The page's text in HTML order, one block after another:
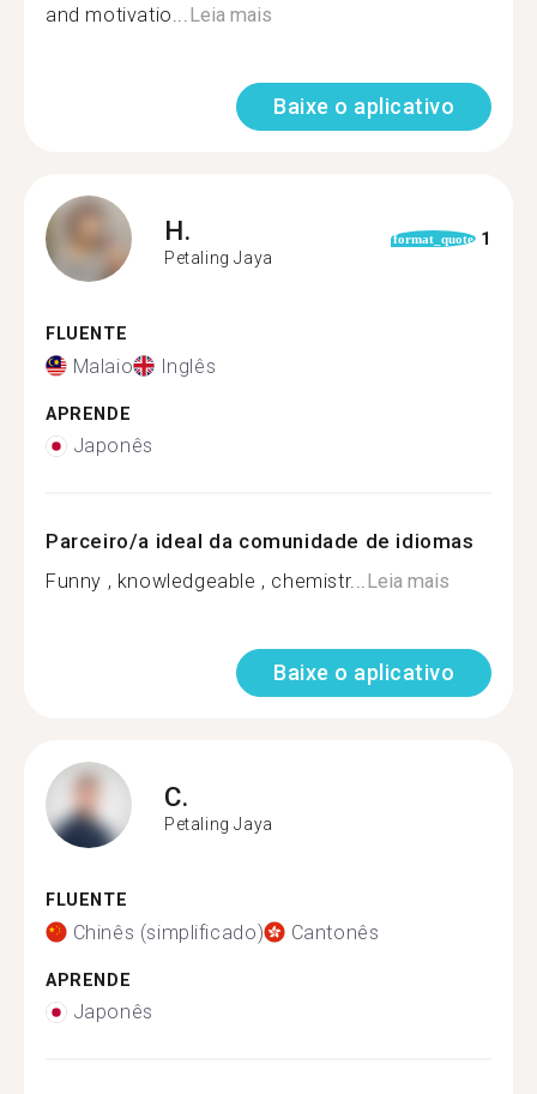
and motivatio...Leia mais
Baixe o aplicativo
H.
Petaling Jaya
format_quote 1
FLUENTE
Malaio Inglês
APRENDE
Japonês
Parceiro/a ideal da comunidade de idiomas
Funny , knowledgeable , chemistr...Leia mais
Baixe o aplicativo
C.
Petaling Jaya
FLUENTE
Chinês (simplificado) Cantonês
APRENDE
Japonês